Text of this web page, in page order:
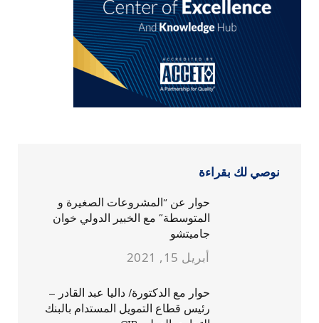
نوصي لك بقراءة
حوار عن “المشروعات الصغيرة و
المتوسطة” مع الخبير الدولي خوان
جاميتشو
أبريل 15, 2021
حوار مع الدكتورة/ داليا عبد القادر –
رئيس قطاع التمويل المستدام بالبنك